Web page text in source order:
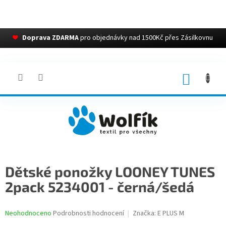
❤ Doprava ZDARMApro objednávky nad 1500Kč přes Zásilkovnu
Dětské ponožky LOONEY TUNES
2pack 5234001 - černá/šedá
Průměrné
Neohodnoceno Podrobnosti hodnocení Značka: E PLUS M